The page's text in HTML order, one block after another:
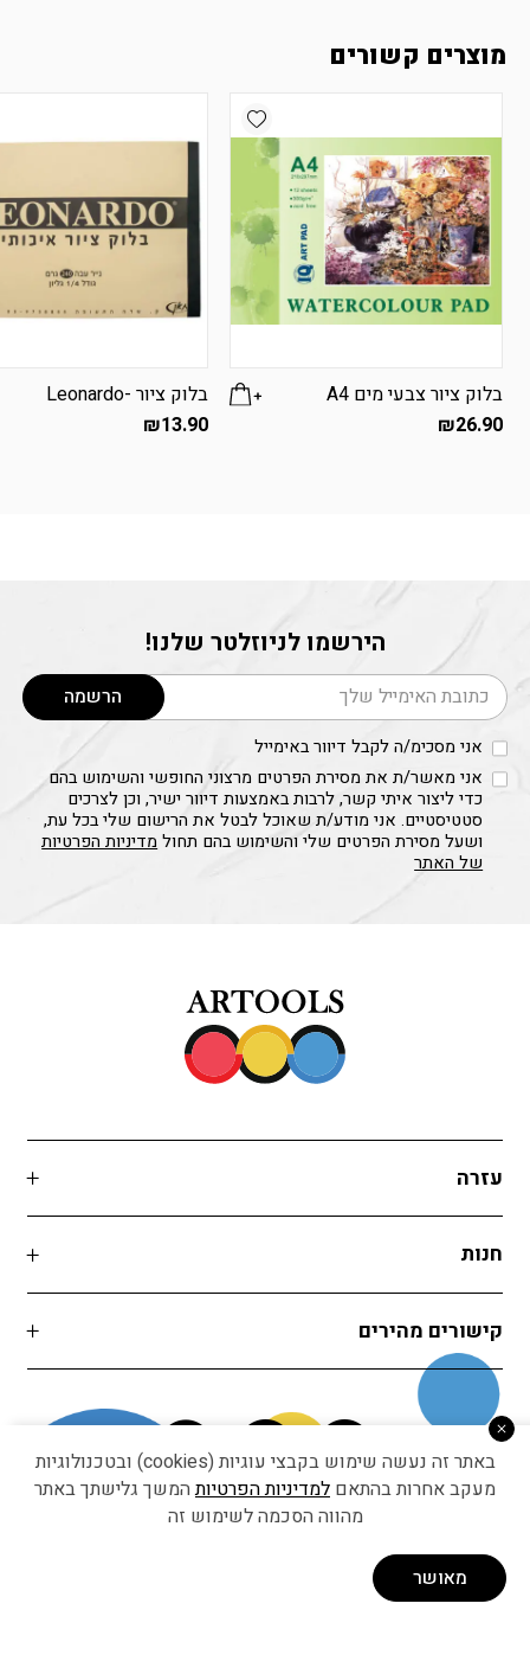
מוצרים קשורים
Add wishlist
בלוק ציור צבעי מים A4
₪26.90
בלוק ציור -Leonardo
₪13.90
הירשמו לניוזלטר שלנו!
דוא׳׳ל הרשמה
אני מסכימ/ה לקבל דיוור באימייל
אני מאשר/ת את מסירת הפרטים מרצוני החופשי והשימוש בהם
כדי ליצור איתי קשר, לרבות באמצעות דיוור ישיר, וכן לצרכים
סטטיסטיים. אני מודע/ת שאוכל לבטל את הרישום שלי בכל עת,
ושעל מסירת הפרטים שלי והשימוש בהם תחולמדיניות הפרטיות
של האתר
עזרה
חנות
קישורים מהירים
באתר זה נעשה שימוש בקבצי עוגיות (cookies) ובטכנולוגיות
מעקב אחרות בהתאם למדיניות הפרטיותהמשך גלישתך באתר
מהווה הסכמה לשימוש זה
מאושר